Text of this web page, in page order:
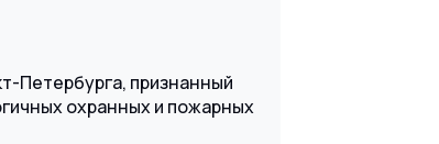
Петербурга, признанный
охранных и пожарных